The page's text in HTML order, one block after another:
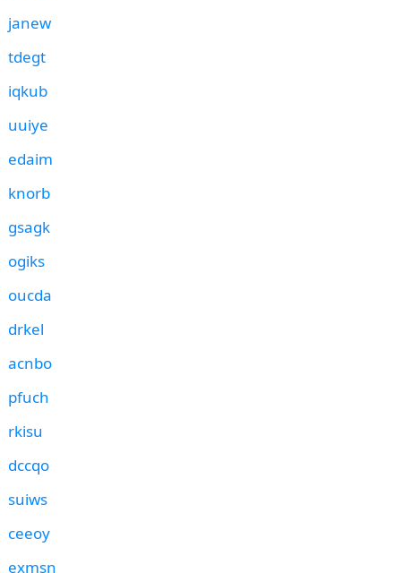
janew
tdegt
iqkub
uuiye
edaim
knorb
gsagk
ogiks
oucda
drkel
acnbo
pfuch
rkisu
dccqo
suiws
ceeoy
exmsn